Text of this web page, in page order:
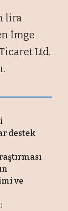
lira
İmge
Ltd.
destek
ve